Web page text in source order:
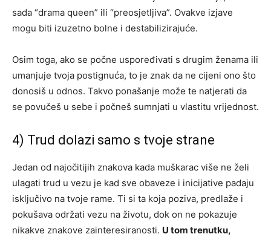
sada “drama queen” ili “preosjetljiva”. Ovakve izjave
mogu biti izuzetno bolne i destabilizirajuće.
Osim toga, ako se počne uspoređivati s drugim ženama ili
umanjuje tvoja postignuća, to je znak da ne cijeni ono što
donosiš u odnos. Takvo ponašanje može te natjerati da
se povučeš u sebe i počneš sumnjati u vlastitu vrijednost.
4) Trud dolazi samo s tvoje strane
Jedan od najočitijih znakova kada muškarac više ne želi
ulagati trud u vezu je kad sve obaveze i inicijative padaju
isključivo na tvoje rame. Ti si ta koja poziva, predlaže i
pokušava održati vezu na životu, dok on ne pokazuje
nikakve znakove zainteresiranosti. U tom trenutku,